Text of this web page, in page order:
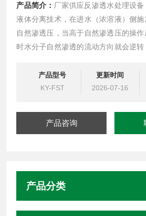
产品简介： 厂家供应反渗透水处理设
液体分离技术，在进水（浓溶液）侧
自然渗透压，当高于自然渗透压的操
时水分子自然渗透的流动方向就会逆
渗透设备能阻挡所有溶解性盐及分子
物，但允许水分子透过，反渗透复合
产品型号
KY-FST
更新时间
2026-07-16
产品咨询
产品分类